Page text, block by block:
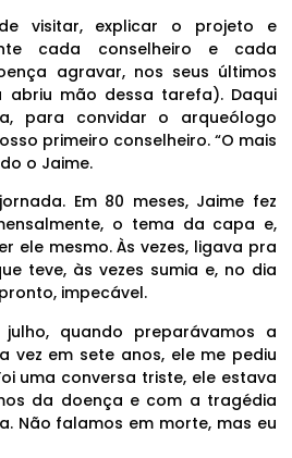
visitar, explicar o projeto e
cada conselheiro e cada
agravar, nos seus últimos
abriu mão dessa tarefa). Daqui
para convidar o arqueólogo
primeiro conselheiro. “O mais
o Jaime.
Em 80 meses, Jaime fez
o tema da capa e,
ele mesmo. Às vezes, ligava pra
teve, às vezes sumia e, no dia
impecável.
quando preparávamos a
vez em sete anos, ele me pediu
uma conversa triste, ele estava
da doença e com a tragédia
Não falamos em morte, mas eu